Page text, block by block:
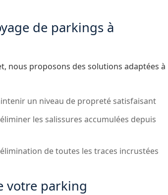
de parkings à
nous proposons des solutions adaptées à
un niveau de propreté satisfaisant
les salissures accumulées depuis
de toutes les traces incrustées
votre parking